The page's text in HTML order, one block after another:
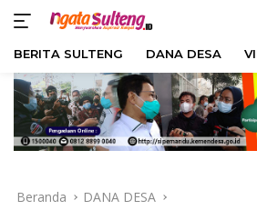
Langsung
konten
BERITA SULTENG DANA DESA
Beranda DANA DESA